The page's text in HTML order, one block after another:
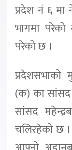
प्रदेश नं ६ मा
भागमा
परेको छ ।
प्रदेशसभाको
(क) का सांसद
सांसद
चलिरहेको छ